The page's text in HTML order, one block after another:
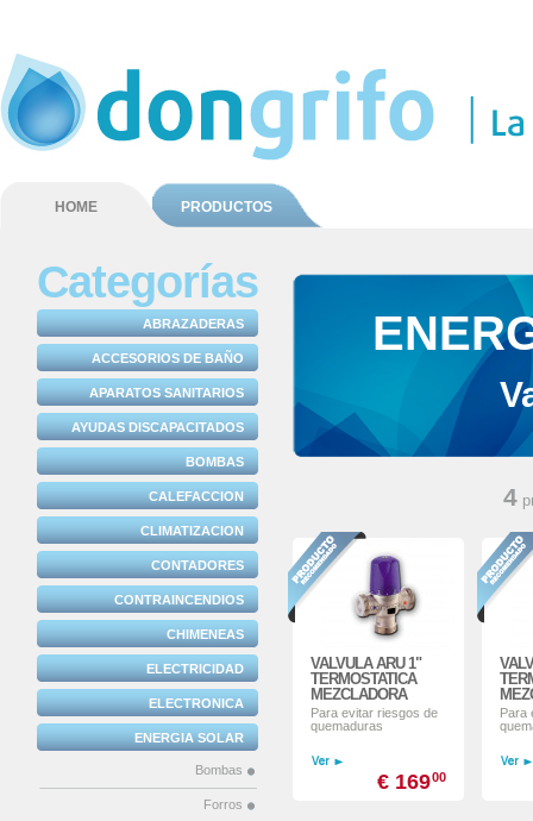
HOME PRODUCTOS
4
VALVULA ARU 1"
TERMOSTATICA
MEZCLADORA
Para evitar riesgos de
quemaduras
€ 16900
Para
Categorías
ABRAZADERAS
ACCESORIOS DE BAÑO
APARATOS SANITARIOS
AYUDAS DISCAPACITADOS
BOMBAS
CALEFACCION
CLIMATIZACION
CONTADORES
CONTRAINCENDIOS
CHIMENEAS
ELECTRICIDAD
ELECTRONICA
ENERGIA SOLAR
Bombas
Forros